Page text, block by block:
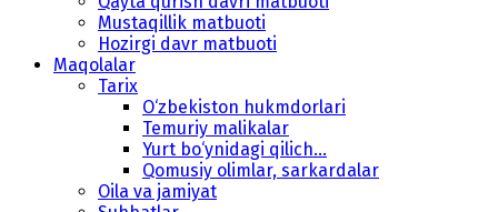
Mustaqillik matbuoti
Hozirgi davr matbuoti
Maqolalar
Tarix
O‘zbekiston hukmdorlari
Temuriy malikalar
Yurt bo‘ynidagi qilich...
Qomusiy olimlar, sarkardalar
Oila va jamiyat